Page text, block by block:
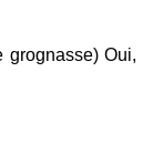
grognasse) Oui,